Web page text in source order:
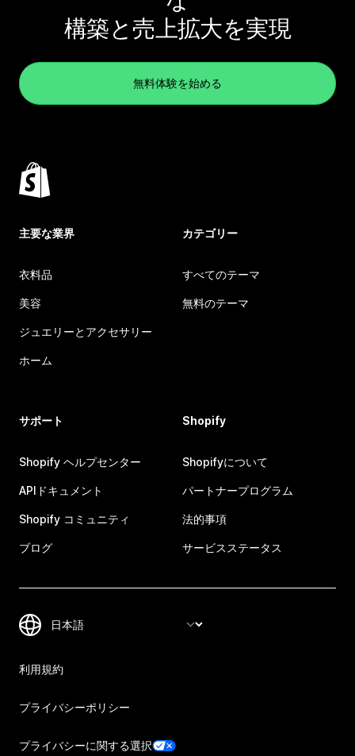
構築と売上拡大を実現
無料体験を始める
主要な業界
衣料品
美容
ジュエリーとアクセサリー
ホーム
カテゴリー
すべてのテーマ
無料のテーマ
サポート
Shopify ヘルプセンター
APIドキュメント
Shopify コミュニティ
ブログ
Shopify
Shopifyについて
パートナープログラム
法的事項
サービスステータス
利用規約
プライバシーポリシー
プライバシーに関する選択